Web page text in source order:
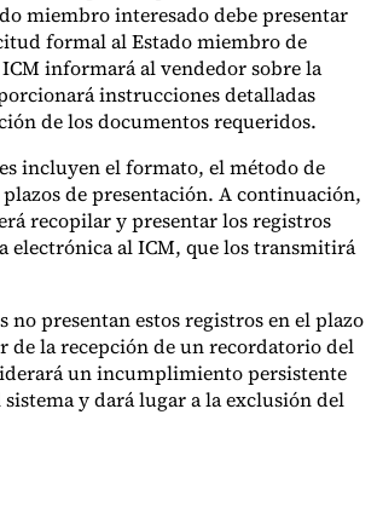
miembro interesado debe presentar
formal al Estado miembro de
informará al vendedor sobre la
instrucciones detalladas
de los documentos requeridos.
incluyen el formato, el método de
de presentación. A continuación,
recopilar y presentar los registros
electrónica al ICM, que los transmitirá
no presentan estos registros en el plazo
de la recepción de un recordatorio del
un incumplimiento persistente
y dará lugar a la exclusión del